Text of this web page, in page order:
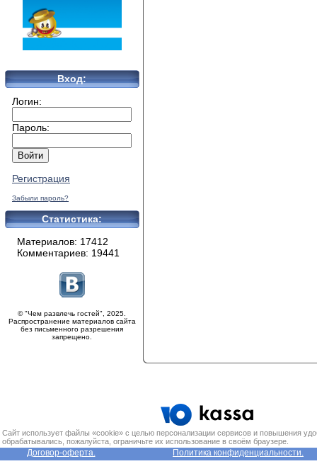
Вход:
Логин:
Пароль:
Регистрация
Забыли пароль?
Статистика:
Материалов: 17412
Комментариев: 19441
© "Чем развлечь гостей", 2025.
Распространение материалов сайта
без письменного разрешения
запрещено.
Сайт использует файлы «cookie» с целью персонализации сервисов и повышения
обрабатывались, пожалуйста, ограничьте их использование в своём браузере.
Договор-оферта. Политика конфиденциальности.